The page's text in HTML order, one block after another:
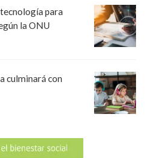
para
la ONU
culminará con